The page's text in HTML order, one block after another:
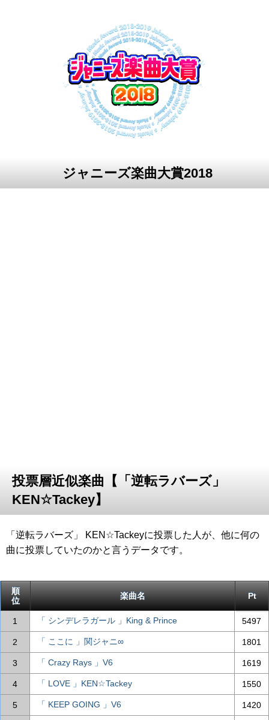
ジャニーズ楽曲大賞2018
投票層近似楽曲【「逆転ラバーズ」
KEN☆Tackey】
「逆転ラバーズ」 KEN☆Tackeyに投票した人が、他に何の
曲に投票していたのかと言うデータです。
順
位
楽曲名 Pt
1 「 シンデレラガール 」King & Prince 5497
2 「 ここに 」関ジャニ∞ 1801
3 「 Crazy Rays 」V6 1619
4 「 LOVE 」KEN☆Tackey 1550
5 「 KEEP GOING 」V6 1420